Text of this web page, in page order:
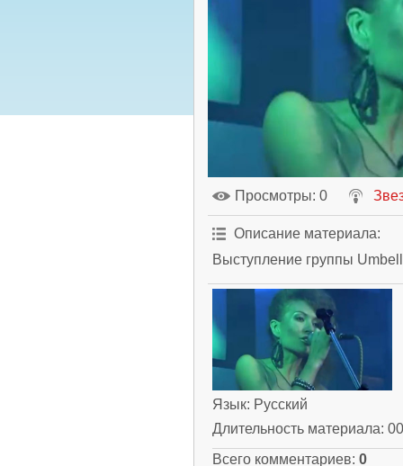
Просмотры: 0
Описание материала:
Выступление группы
Язык: Русский
Длительность материала:
Всего комментариев: 0